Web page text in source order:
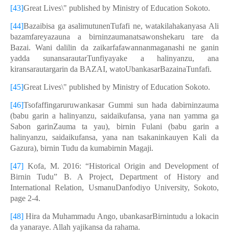
[43]Great Lives\" published by Ministry of Education Sokoto.
[44]Bazaibisa ga asalimutunenTufafi ne, watakilahakanyasa Ali
bazamfareyazauna a birninzaumanatsawonshekaru tare da
Bazai. Wani dalilin da zaikarfafawannanmaganashi ne ganin
yadda sunansarautarTunfiyayake a halinyanzu, ana
kiransarautargarin da BAZAI, watoUbankasarBazainaTunfafi.
[45]Great Lives\" published by Ministry of Education Sokoto.
[46]Tsofaffingaruruwankasar Gummi sun hada dabirninzauma
(babu garin a halinyanzu, saidaikufansa, yana nan yamma ga
Sabon garinZauma ta yau), birnin Fulani (babu garin a
halinyanzu, saidaikufansa, yana nan tsakaninkauyen Kali da
Gazura), birnin Tudu da kumabirnin Magaji.
[47] Kofa, M. 2016: “Historical Origin and Development of
Birnin Tudu” B. A Project, Department of History and
International Relation, UsmanuDanfodiyo University, Sokoto,
page 2-4.
[48] Hira da Muhammadu Ango, ubankasarBirnintudu a lokacin
da yanaraye. Allah yajikansa da rahama.